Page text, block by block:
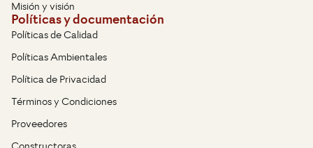
Misión y visión
Políticas y documentación
Políticas de Calidad
Políticas Ambientales
Política de Privacidad
Términos y Condiciones
Proveedores